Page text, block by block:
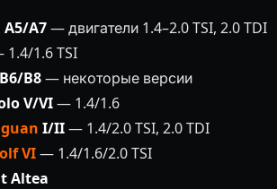
A5/A7— двигатели 1.4–2.0 TSI, 2.0 TDI
1.6 TSI
B8— некоторые версии
V/VI— 1.4/1.6
I/II— 1.4/2.0 TSI, 2.0 TDI
VI— 1.4/1.6/2.0 TSI
Altea